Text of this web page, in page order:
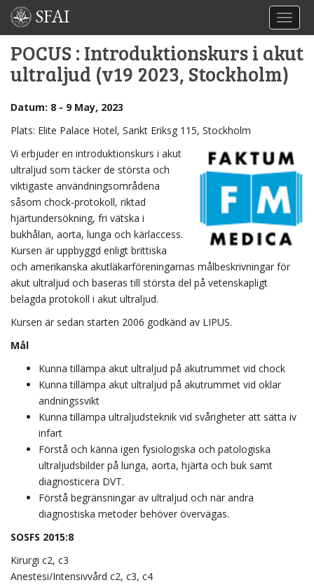
SFAI
POCUS : Introduktionskurs i akut
ultraljud (v19 2023, Stockholm)
Datum: 8 - 9 May, 2023
Plats: Elite Palace Hotel, Sankt Eriksg 115, Stockholm
Vi erbjuder en introduktionskurs i akut
ultraljud som täcker de största och
viktigaste användningsområdena
såsom chock-protokoll, riktad
hjärtundersökning, fri vätska i
bukhålan, aorta, lunga och kärlaccess.
Kursen är uppbyggd enligt brittiska
och amerikanska akutläkarföreningarnas målbeskrivningar för
akut ultraljud och baseras till största del på vetenskapligt
belagda protokoll i akut ultraljud.
Kursen är sedan starten 2006 godkänd av LIPUS.
Mål
Kunna tillämpa akut ultraljud på akutrummet vid chock
Kunna tillämpa akut ultraljud på akutrummet vid oklar
andningssvikt
Kunna tillämpa ultraljudsteknik vid svårigheter att sätta iv
infart
Förstå och känna igen fysiologiska och patologiska
ultraljudsbilder på lunga, aorta, hjärta och buk samt
diagnosticera DVT.
Förstå begränsningar av ultraljud och när andra
diagnostiska metoder behöver övervägas.
SOSFS 2015:8
Kirurgi c2, c3
Anestesi/Intensivvård c2, c3, c4